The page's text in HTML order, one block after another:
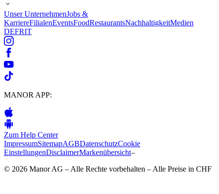
Unser UnternehmenJobs &
KarriereFilialenEventsFoodRestaurantsNachhaltigkeitMedien
DEFRIT
MANOR APP:
Zum Help Center
ImpressumSitemapAGBDatenschutzCookie
EinstellungenDisclaimerMarkenübersicht–
© 2026 Manor AG – Alle Rechte vorbehalten – Alle Preise in CHF